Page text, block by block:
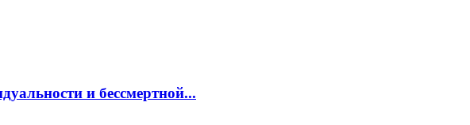
и бессмертной...